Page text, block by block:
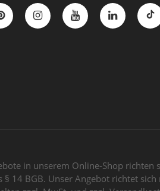
in unserem Online-Shop
§ 14 BGB. Unser Angebot richtet